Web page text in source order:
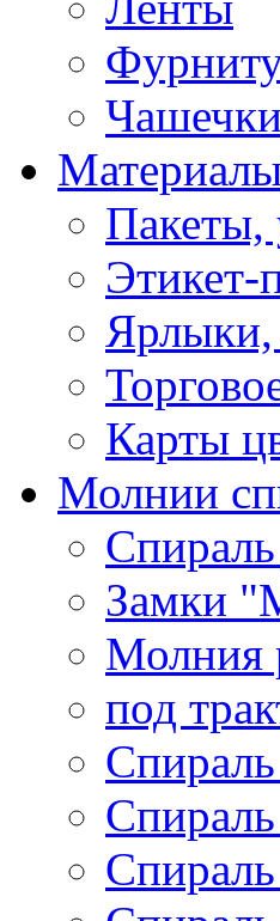
Пакеты,
Этикет-
Карты
Молнии
Замки
Молния
под